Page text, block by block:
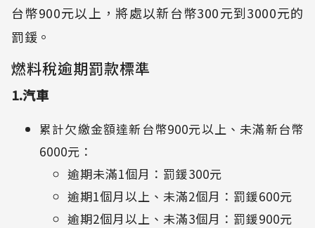
台幣900元以上，將處以新台幣300元到3000元的
罰鍰。
燃料稅逾期罰款標準
1.汽車
累計欠繳金額達新台幣900元以上、未滿新台幣
6000元：
逾期未滿1個月：罰鍰300元
逾期1個月以上、未滿2個月：罰鍰600元
逾期2個月以上、未滿3個月：罰鍰900元